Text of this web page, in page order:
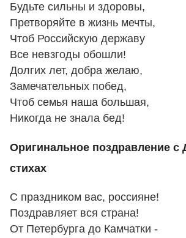
Будьте сильны и здоровы,
Претворяйте в жизнь мечты,
Чтоб Российскую державу
Все невзгоды обошли!
Долгих лет, добра желаю,
Замечательных побед,
Чтоб семья наша большая,
Никогда не знала бед!
Оригинальное поздравление с
стихах
С праздником вас, россияне!
Поздравляет вся страна!
От Петербурга до Камчатки -